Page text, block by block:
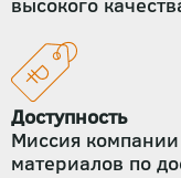
Доступность
Миссия
материалов по